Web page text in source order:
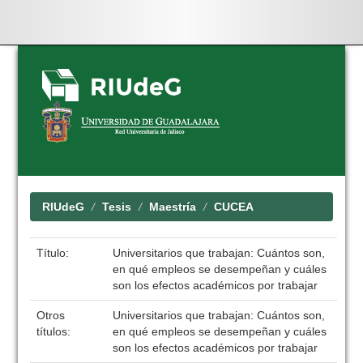
Skip
navigation
RIUdeG Tesis Maestría CUCEA
Título:
Universitarios que trabajan: Cuántos son,
en qué empleos se desempeñan y cuáles
son los efectos académicos por trabajar
Otros
títulos:
Universitarios que trabajan: Cuántos son,
en qué empleos se desempeñan y cuáles
son los efectos académicos por trabajar